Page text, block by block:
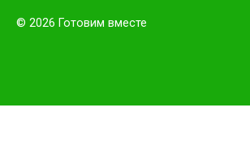
© 2026 Готовим вместе